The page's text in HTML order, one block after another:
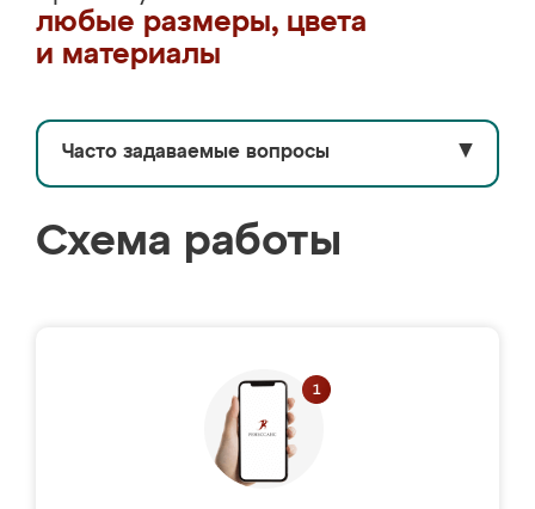
любые размеры, цвета
и материалы
Часто задаваемые вопросы ▼
Схема работы